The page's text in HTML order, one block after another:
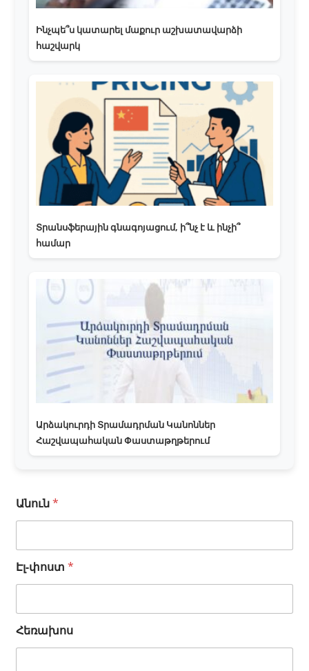
Ինչպե՞ս կատարել մաքուր աշխատավարձի
հաշվարկ
Տրանսֆերային գնագոյացում, ի՞նչ է և ինչի՞
համար
Արձակուրդի Տրամադրման Կանոններ
Հաշվապահական Փաստաթղթերում
Անուն*
Էլ-փոստ*
Հ
Հեռախոս